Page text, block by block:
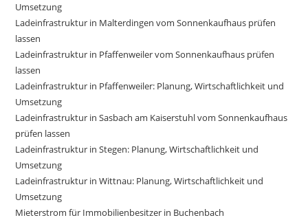
Umsetzung
Ladeinfrastruktur in Malterdingen vom Sonnenkaufhaus prüfen
lassen
Ladeinfrastruktur in Pfaffenweiler vom Sonnenkaufhaus prüfen
lassen
Ladeinfrastruktur in Pfaffenweiler: Planung, Wirtschaftlichkeit und
Umsetzung
Ladeinfrastruktur in Sasbach am Kaiserstuhl vom Sonnenkaufhaus
prüfen lassen
Ladeinfrastruktur in Stegen: Planung, Wirtschaftlichkeit und
Umsetzung
Ladeinfrastruktur in Wittnau: Planung, Wirtschaftlichkeit und
Umsetzung
Mieterstrom für Immobilienbesitzer in Buchenbach